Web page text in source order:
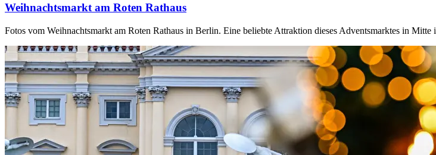
Weihnachtsmarkt am Roten Rathaus
Fotos vom Weihnachtsmarkt am Roten Rathaus in Berlin. Eine beliebte Attraktion dieses Adventsmarktes in Mitte